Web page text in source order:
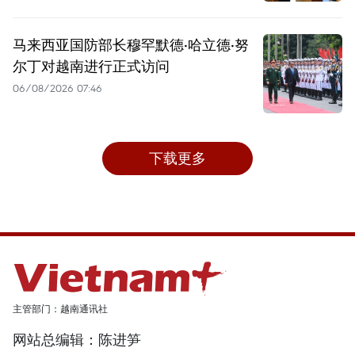
马来西亚国防部长穆罕默德·哈立德·努
尔丁对越南进行正式访问
06/08/2026 07:46
下载更多
主管部门：越南通讯社
网站总编辑：陈进笋